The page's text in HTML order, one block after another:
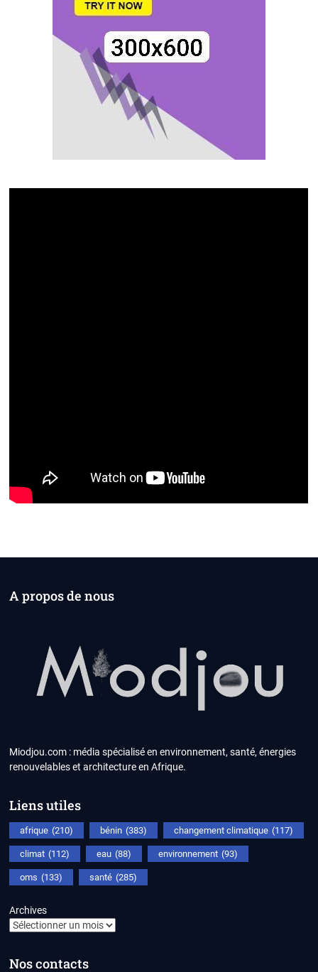
A propos de nous
Miodjou.com : média spécialisé en environnement, santé, énergies
renouvelables et architecture en Afrique.
Liens utiles
afrique (210) bénin (383) changement climatique (117)
climat (112) eau (88) environnement (93)
oms (133) santé (285)
Archives
Nos contacts